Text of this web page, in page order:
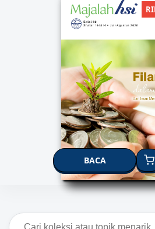
BACA